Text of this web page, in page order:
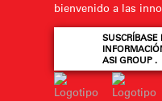
bienvenido a las
SUSCRÍBASE
ASI GROUP .